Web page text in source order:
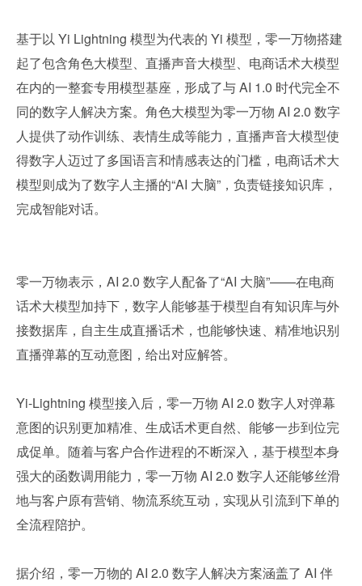
基于以 Yi Lightning 模型为代表的 Yi 模型，零一万物搭建
起了包含角色大模型、直播声音大模型、电商话术大模型
在内的一整套专用模型基座，形成了与 AI 1.0 时代完全不
同的数字人解决方案。角色大模型为零一万物 AI 2.0 数字
人提供了动作训练、表情生成等能力，直播声音大模型使
得数字人迈过了多国语言和情感表达的门槛，电商话术大
模型则成为了数字人主播的“AI 大脑”，负责链接知识库，
完成智能对话。
零一万物表示，AI 2.0 数字人配备了“AI 大脑”——在电商
话术大模型加持下，数字人能够基于模型自有知识库与外
接数据库，自主生成直播话术，也能够快速、精准地识别
直播弹幕的互动意图，给出对应解答。
Yi-Lightning 模型接入后，零一万物 AI 2.0 数字人对弹幕
意图的识别更加精准、生成话术更自然、能够一步到位完
成促单。随着与客户合作进程的不断深入，基于模型本身
强大的函数调用能力，零一万物 AI 2.0 数字人还能够丝滑
地与客户原有营销、物流系统互动，实现从引流到下单的
全流程陪护。
据介绍，零一万物的 AI 2.0 数字人解决方案涵盖了 AI 伴